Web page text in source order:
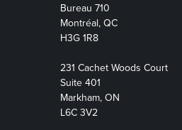
Bureau 710
Montréal, QC
H3G 1R8
231 Cachet Woods Court
Suite 401
Markham, ON
L6C 3V2